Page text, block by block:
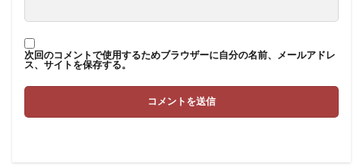
次回のコメントで使用するためブラウザーに自分の名前、メールアドレ
ス、サイトを保存する。